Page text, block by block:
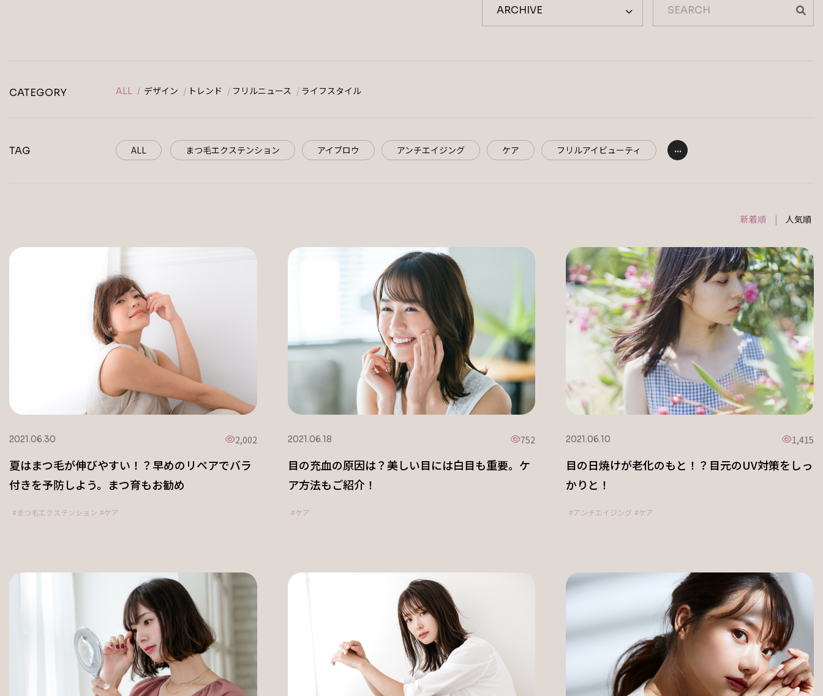
CATEGORY ALL デザイン トレンド フリルニュース ライフスタイル
TAG ALL まつ毛エクステンション アイブロウ アンチエイジング ケア フリルアイビューティ
新着順 人気順
2021.06.30 2,002
夏はまつ毛が伸びやすい！？早めのリペアでバラ
付きを予防しよう。まつ育もお勧め
まつ毛エクステンション ケア
2021.06.18 752
目の充血の原因は？美しい目には白目も重要。ケ
ア方法もご紹介！
ケア
2021.06.10 1,415
目の日焼けが老化のもと！？目元のUV対策をしっ
かりと！
アンチエイジング ケア